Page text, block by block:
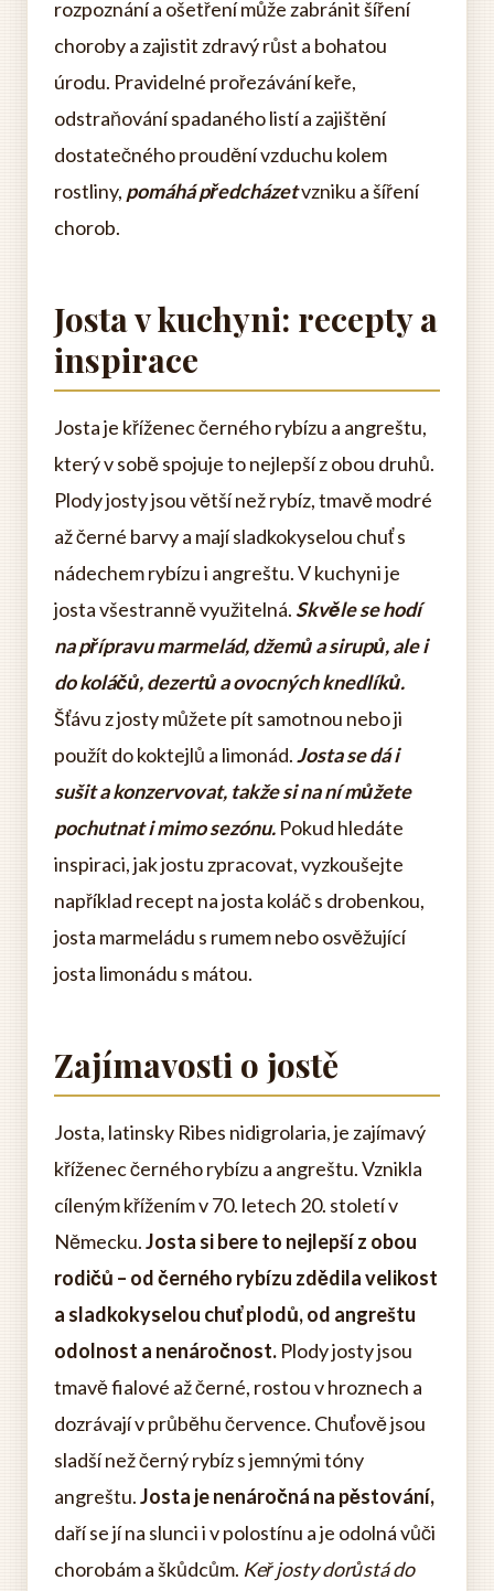
rozpoznání a ošetření může zabránit šíření
choroby a zajistit zdravý růst a bohatou
úrodu. Pravidelné prořezávání keře,
odstraňování spadaného listí a zajištění
dostatečného proudění vzduchu kolem
rostliny, pomáhá předcházetvzniku a šíření
chorob.
Josta v kuchyni: recepty a
inspirace
Josta je kříženec černého rybízu a angreštu,
který v sobě spojuje to nejlepší z obou druhů.
Plody josty jsou větší než rybíz, tmavě modré
až černé barvy a mají sladkokyselou chuť s
nádechem rybízu i angreštu. V kuchyni je
josta všestranně využitelná. Skvěle se hodí
na přípravu marmelád, džemů a sirupů, ale i
do koláčů, dezertů a ovocných knedlíků.
Šťávu z josty můžete pít samotnou nebo ji
použít do koktejlů a limonád.Josta se dá i
sušit a konzervovat, takže si na ní můžete
pochutnat i mimo sezónu. Pokud hledáte
inspiraci, jak jostu zpracovat, vyzkoušejte
například recept na josta koláč s drobenkou,
josta marmeládu s rumem nebo osvěžující
josta limonádu s mátou.
Zajímavosti o jostě
Josta, latinsky Ribes nidigrolaria, je zajímavý
kříženec černého rybízu a angreštu. Vznikla
cíleným křížením v 70. letech 20. století v
Německu.Josta si bere to nejlepší z obou
rodičů – od černého rybízu zdědila velikost
a sladkokyselou chuť plodů, od angreštu
odolnost a nenáročnost. Plody josty jsou
tmavě fialové až černé, rostou v hroznech a
dozrávají v průběhu července. Chuťově jsou
sladší než černý rybíz s jemnými tóny
angreštu.Josta je nenáročná na pěstování,
daří se jí na slunci i v polostínu a je odolná vůči
chorobám a škůdcům. Keř josty dorůstá do